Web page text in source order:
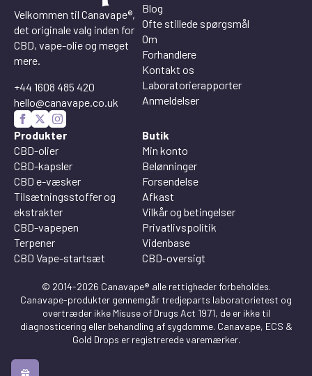
Velkommen til Canavape®,
det originale valg inden for
CBD, vape-olie og meget
mere.
+44 1608 485 420
hello@canavape.co.uk
Blog
Ofte stillede spørgsmål
Om
Forhandlere
Kontakt os
Laboratorierapporter
Anmeldelser
Produkter
CBD-olier
CBD-kapsler
CBD e-væsker
Tilsætningsstoffer og
ekstrakter
CBD-vapepen
Terpener
CBD Vape-startsæt
Butik
Min konto
Belønninger
Forsendelse
Afkast
Vilkår og betingelser
Privatlivspolitik
Videnbase
CBD-oversigt
© 2014-2026 Canavape® alle rettigheder forbeholdes.
Canavape-produkter gennemgår tredjeparts laboratorietest og
overtræder ikke Misuse of Drugs Act 1971, de er ikke til
diagnosticering eller behandling af sygdomme. Canavape, ECS &
Gold Drops er registrerede varemærker.